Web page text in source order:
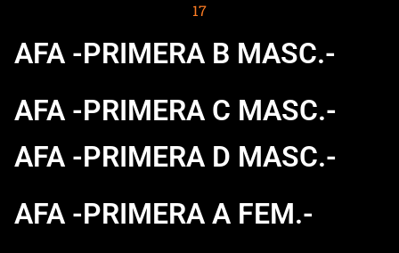
17
AFA -PRIMERA B MASC.-
AFA -PRIMERA C MASC.-
AFA -PRIMERA D MASC.-
AFA -PRIMERA A FEM.-